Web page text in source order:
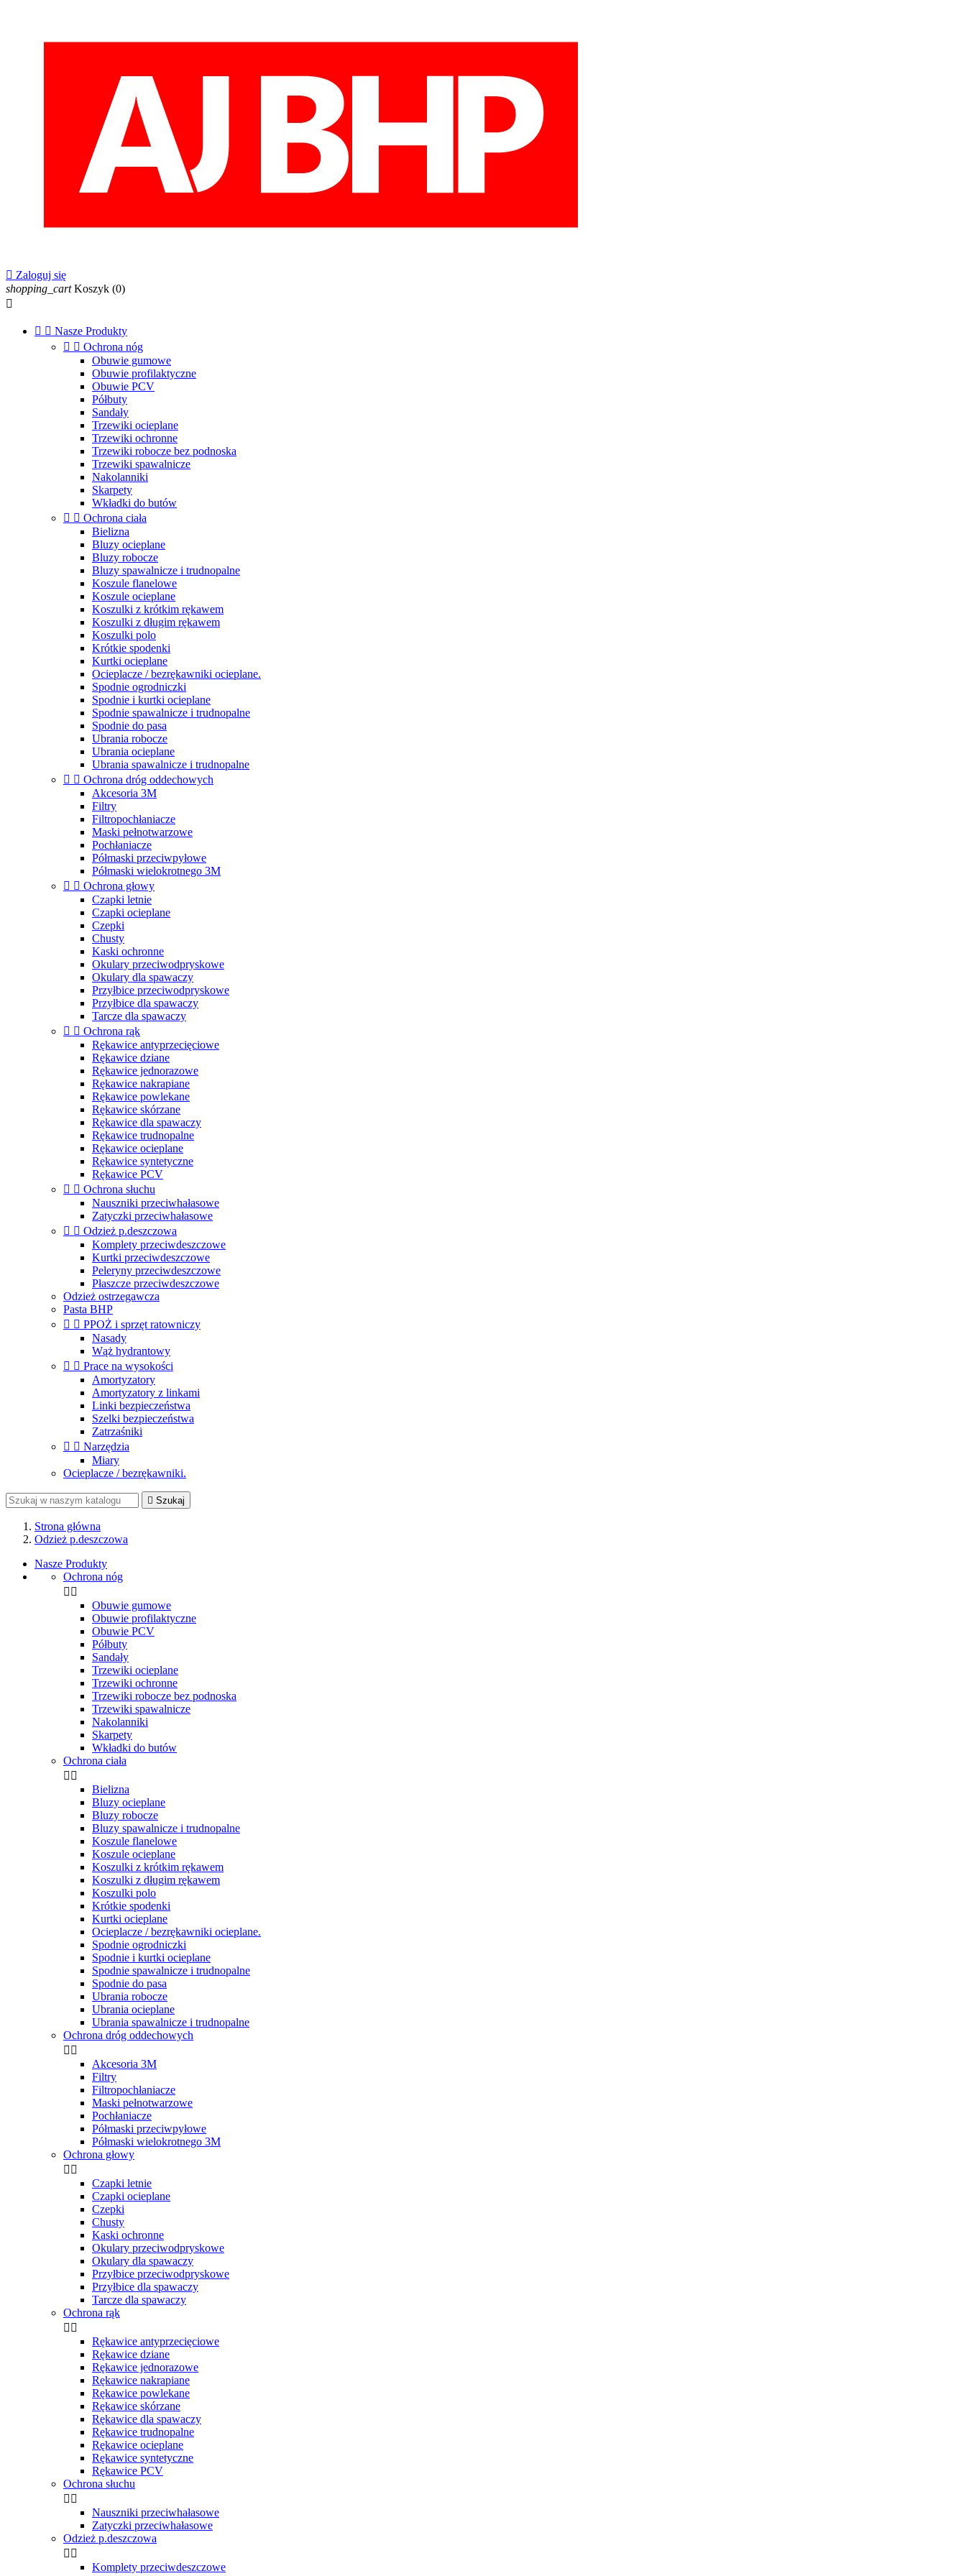
 Zaloguj się
shopping_cart Koszyk (0)

  Nasze Produkty
  Ochrona nóg
Obuwie gumowe
Obuwie profilaktyczne
Obuwie PCV
Półbuty
Sandały
Trzewiki ocieplane
Trzewiki ochronne
Trzewiki robocze bez podnoska
Trzewiki spawalnicze
Nakolanniki
Skarpety
Wkładki do butów
  Ochrona ciała
Bielizna
Bluzy ocieplane
Bluzy robocze
Bluzy spawalnicze i trudnopalne
Koszule flanelowe
Koszule ocieplane
Koszulki z krótkim rękawem
Koszulki z długim rękawem
Koszulki polo
Krótkie spodenki
Kurtki ocieplane
Ocieplacze / bezrękawniki ocieplane.
Spodnie ogrodniczki
Spodnie i kurtki ocieplane
Spodnie spawalnicze i trudnopalne
Spodnie do pasa
Ubrania robocze
Ubrania ocieplane
Ubrania spawalnicze i trudnopalne
  Ochrona dróg oddechowych
Akcesoria 3M
Filtry
Filtropochłaniacze
Maski pełnotwarzowe
Pochłaniacze
Półmaski przeciwpyłowe
Półmaski wielokrotnego 3M
  Ochrona głowy
Czapki letnie
Czapki ocieplane
Czepki
Chusty
Kaski ochronne
Okulary przeciwodpryskowe
Okulary dla spawaczy
Przyłbice przeciwodpryskowe
Przyłbice dla spawaczy
Tarcze dla spawaczy
  Ochrona rąk
Rękawice antyprzecięciowe
Rękawice dziane
Rękawice jednorazowe
Rękawice nakrapiane
Rękawice powlekane
Rękawice skórzane
Rękawice dla spawaczy
Rękawice trudnopalne
Rękawice ocieplane
Rękawice syntetyczne
Rękawice PCV
  Ochrona słuchu
Nauszniki przeciwhałasowe
Zatyczki przeciwhałasowe
  Odzież p.deszczowa
Komplety przeciwdeszczowe
Kurtki przeciwdeszczowe
Peleryny przeciwdeszczowe
Płaszcze przeciwdeszczowe
Odzież ostrzegawcza
Pasta BHP
  PPOŻ i sprzęt ratowniczy
Nasady
Wąż hydrantowy
  Prace na wysokości
Amortyzatory
Amortyzatory z linkami
Linki bezpieczeństwa
Szelki bezpieczeństwa
Zatrzaśniki
  Narzędzia
Miary
Ocieplacze / bezrękawniki.
 Szukaj
Strona główna
Odzież p.deszczowa
Nasze Produkty
Ochrona nóg
 
Obuwie gumowe
Obuwie profilaktyczne
Obuwie PCV
Półbuty
Sandały
Trzewiki ocieplane
Trzewiki ochronne
Trzewiki robocze bez podnoska
Trzewiki spawalnicze
Nakolanniki
Skarpety
Wkładki do butów
Ochrona ciała
 
Bielizna
Bluzy ocieplane
Bluzy robocze
Bluzy spawalnicze i trudnopalne
Koszule flanelowe
Koszule ocieplane
Koszulki z krótkim rękawem
Koszulki z długim rękawem
Koszulki polo
Krótkie spodenki
Kurtki ocieplane
Ocieplacze / bezrękawniki ocieplane.
Spodnie ogrodniczki
Spodnie i kurtki ocieplane
Spodnie spawalnicze i trudnopalne
Spodnie do pasa
Ubrania robocze
Ubrania ocieplane
Ubrania spawalnicze i trudnopalne
Ochrona dróg oddechowych
 
Akcesoria 3M
Filtry
Filtropochłaniacze
Maski pełnotwarzowe
Pochłaniacze
Półmaski przeciwpyłowe
Półmaski wielokrotnego 3M
Ochrona głowy
 
Czapki letnie
Czapki ocieplane
Czepki
Chusty
Kaski ochronne
Okulary przeciwodpryskowe
Okulary dla spawaczy
Przyłbice przeciwodpryskowe
Przyłbice dla spawaczy
Tarcze dla spawaczy
Ochrona rąk
 
Rękawice antyprzecięciowe
Rękawice dziane
Rękawice jednorazowe
Rękawice nakrapiane
Rękawice powlekane
Rękawice skórzane
Rękawice dla spawaczy
Rękawice trudnopalne
Rękawice ocieplane
Rękawice syntetyczne
Rękawice PCV
Ochrona słuchu
 
Nauszniki przeciwhałasowe
Zatyczki przeciwhałasowe
Odzież p.deszczowa
 
Komplety przeciwdeszczowe